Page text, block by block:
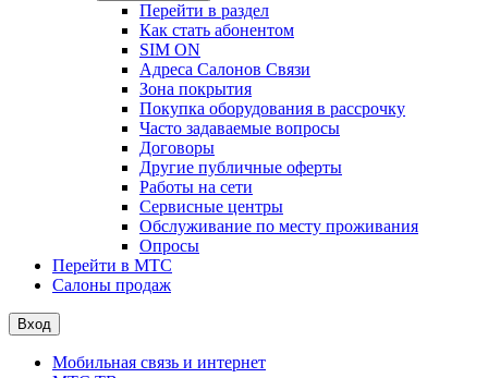
Перейти в раздел
Как стать абонентом
SIM ON
Адреса Салонов Связи
Зона покрытия
Покупка оборудования в рассрочку
Часто задаваемые вопросы
Договоры
Другие публичные оферты
Работы на сети
Сервисные центры
Обслуживание по месту проживания
Опросы
Перейти в МТС
Салоны продаж
Вход
Мобильная связь и интернет